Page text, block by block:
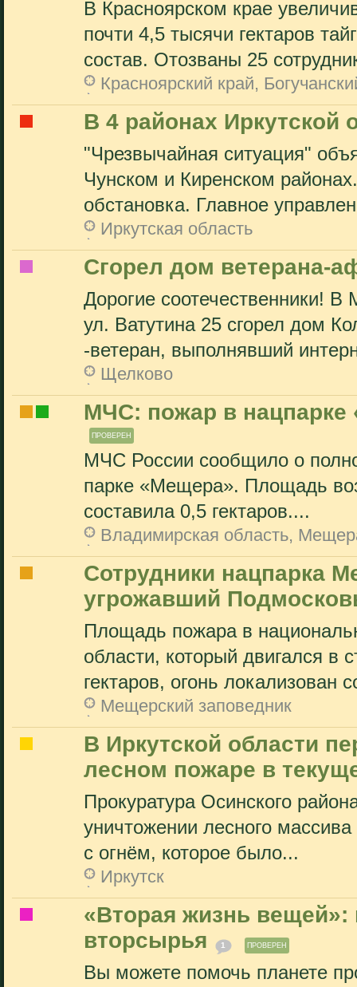
В Красноярском крае
почти 4,5 тысячи гектаров
состав. Отозваны 25
Красноярский край,
В 4 районах
"Чрезвычайная ситуация"
Чунском и Киренском
обстановка. Главное
Иркутская область
Сгорел дом ветерана-
Дорогие соотечественники!
ул. Ватутина 25 сгорел дом
-ветеран, выполнявший
Щелково
МЧС: пожар в
ПРОВЕРЕН
МЧС России сообщило о
парке «Мещера». Площадь
составила 0,5 гектаров....
Владимирская область,
Сотрудники нацпарка
угрожавший
Площадь пожара в
области, который двигался в
гектаров, огонь локализован
Мещерский заповедник
В Иркутской области
лесном пожаре в
Прокуратура Осинского
уничтожении лесного
с огнём, которое было...
Иркутск
«Вторая жизнь вещей»:
вторсырья
1 ПРОВЕРЕН
Вы можете помочь планете